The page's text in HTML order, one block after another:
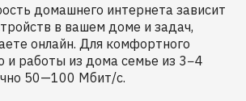
домашнего интернета зависит
в вашем доме и задач,
онлайн. Для комфортного
и работы из дома семье из 3−4
50—100 Мбит/с.